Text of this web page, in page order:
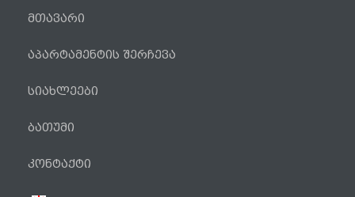
მთავარი
აპარტამენტის შერჩევა
სიახლეები
ბათუმი
კონტაქტი